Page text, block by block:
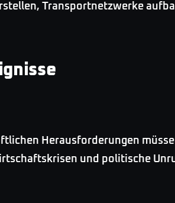
Transportnetzwerke
Herausforderungen
und politische